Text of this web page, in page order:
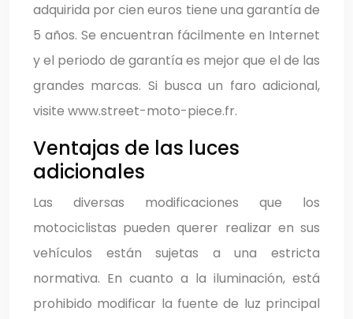
adquirida por cien euros tiene una garantía de
5 años. Se encuentran fácilmente en Internet
y el periodo de garantía es mejor que el de las
grandes marcas. Si busca un faro adicional,
visite www.street-moto-piece.fr.
Ventajas de las luces
adicionales
Las diversas modificaciones que los
motociclistas pueden querer realizar en sus
vehículos están sujetas a una estricta
normativa. En cuanto a la iluminación, está
prohibido modificar la fuente de luz principal